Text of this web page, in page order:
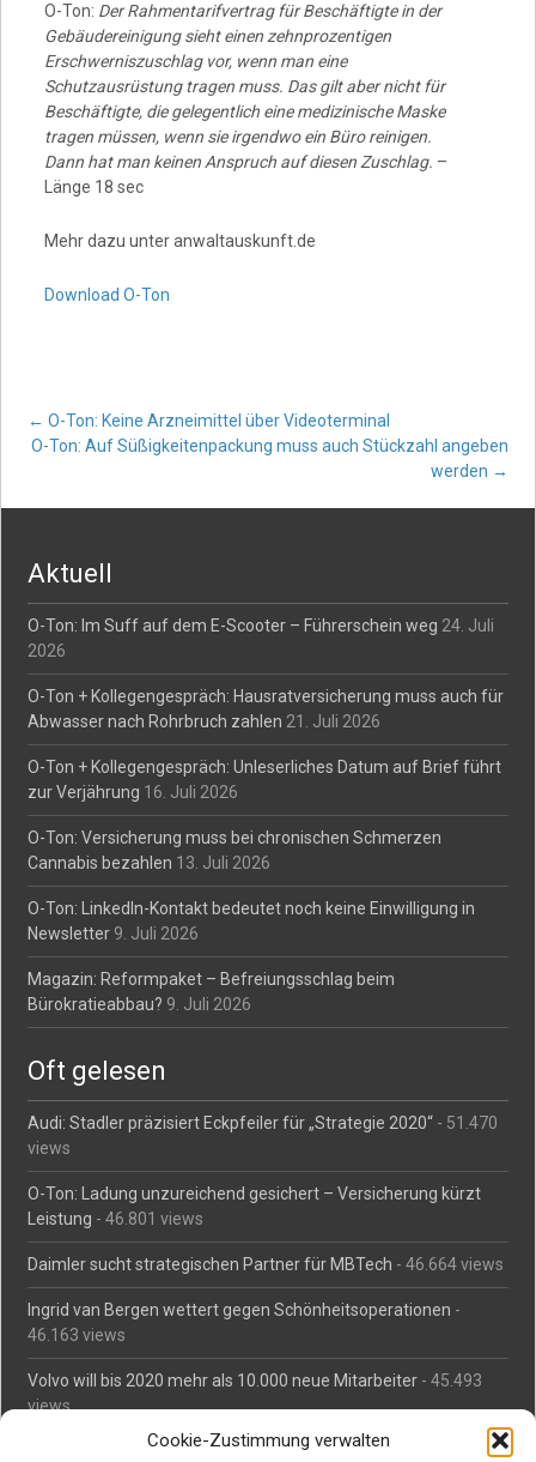
Cookie-Zustimmung verwalten
O-Ton: Der Rahmentarifvertrag für Beschäftigte in der
Gebäudereinigung sieht einen zehnprozentigen
Erschwerniszuschlag vor, wenn man eine
Schutzausrüstung tragen muss. Das gilt aber nicht für
Beschäftigte, die gelegentlich eine medizinische Maske
tragen müssen, wenn sie irgendwo ein Büro reinigen.
Dann hat man keinen Anspruch auf diesen Zuschlag. –
Länge 18 sec
Mehr dazu unter anwaltauskunft.de
Download O-Ton
Post
navigation
← O-Ton: Keine Arzneimittel über Videoterminal
O-Ton: Auf Süßigkeitenpackung muss auch Stückzahl angeben
werden →
Aktuell
O-Ton: Im Suff auf dem E-Scooter – Führerschein weg 24. Juli
2026
O-Ton + Kollegengespräch: Hausratversicherung muss auch für
Abwasser nach Rohrbruch zahlen 21. Juli 2026
O-Ton + Kollegengespräch: Unleserliches Datum auf Brief führt
zur Verjährung 16. Juli 2026
O-Ton: Versicherung muss bei chronischen Schmerzen
Cannabis bezahlen 13. Juli 2026
O-Ton: LinkedIn-Kontakt bedeutet noch keine Einwilligung in
Newsletter 9. Juli 2026
Magazin: Reformpaket – Befreiungsschlag beim
Bürokratieabbau? 9. Juli 2026
Oft gelesen
Audi: Stadler präzisiert Eckpfeiler für „Strategie 2020“ - 51.470
views
O-Ton: Ladung unzureichend gesichert – Versicherung kürzt
Leistung - 46.801 views
Daimler sucht strategischen Partner für MBTech - 46.664 views
Ingrid van Bergen wettert gegen Schönheitsoperationen -
46.163 views
Volvo will bis 2020 mehr als 10.000 neue Mitarbeiter - 45.493
views
Mäßiges Interesse an Daimlers MBtech- 44.716 views